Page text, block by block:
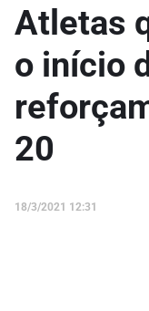
Atletas
o início
20
18/3/2021 12:31